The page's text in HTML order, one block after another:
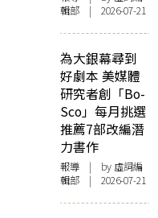
輯部 | 2026-07-21
為大銀幕尋到
好劇本 美媒體
研究者創「Bo-
Sco」每月挑選
推薦7部改編潛
力書作
報導 | by 虛詞編
輯部 | 2026-07-21